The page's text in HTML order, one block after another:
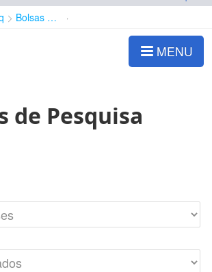
Bolsas e Auxílios Vigentes
MENU
de Pesquisa